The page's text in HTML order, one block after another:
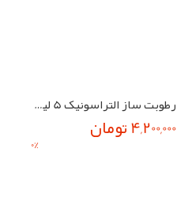
رطوبت ساز التراسونیک 5 لیتری مچ
4,200,000 تومان 0%